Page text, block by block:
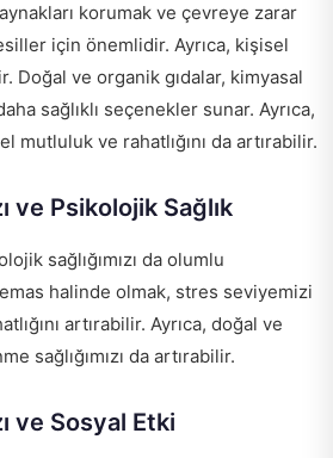
korumak ve çevreye zarar
için önemlidir. Ayrıca, kişisel
Doğal ve organik gıdalar, kimyasal
sağlıklı seçenekler sunar. Ayrıca,
mutluluk ve rahatlığını da artırabilir.
ve Psikolojik Sağlık
sağlığımızı da olumlu
halinde olmak, stres seviyemizi
artırabilir. Ayrıca, doğal ve
sağlığımızı da artırabilir.
ve Sosyal Etki